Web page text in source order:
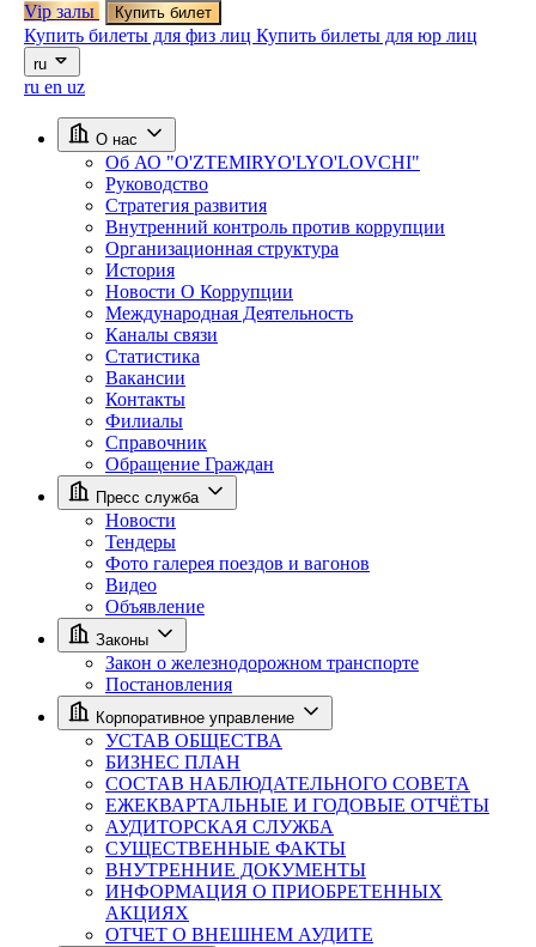
Vip залы Купить билет
Купить билеты для физ лиц Купить билеты для юр лиц
ru
ru en uz
О нас
Об АО "O'ZTEMIRYO'LYO'LOVCHI"
Руководство
Стратегия развития
Внутренний контроль против коррупции
Организационная структура
История
Новости О Коррупции
Международная Деятельность
Каналы связи
Статистика
Вакансии
Контакты
Филиалы
Справочник
Обращение Граждан
Пресс служба
Новости
Тендеры
Фото галерея поездов и вагонов
Видео
Объявление
Законы
Закон о железнодорожном транспорте
Постановления
Корпоративное управление
УСТАВ ОБЩЕСТВА
БИЗНЕС ПЛАН
СОСТАВ НАБЛЮДАТЕЛЬНОГО СОВЕТА
ЕЖЕКВАРТАЛЬНЫЕ И ГОДОВЫЕ ОТЧЁТЫ
АУДИТОРСКАЯ СЛУЖБА
СУЩЕСТВЕННЫЕ ФАКТЫ
ВНУТРЕННИЕ ДОКУМЕНТЫ
ИНФОРМАЦИЯ О ПРИОБРЕТЕННЫХ
АКЦИЯХ
ОТЧЕТ О ВНЕШНЕМ АУДИТЕ